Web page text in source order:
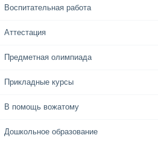
Воспитательная работа
Аттестация
Предметная олимпиада
Прикладные курсы
В помощь вожатому
Дошкольное образование